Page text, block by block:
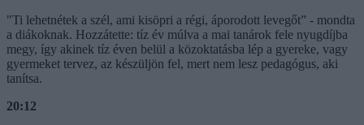
"Ti lehetnétek a szél, ami kisöpri a régi, áporodott levegőt” - mondta
a diákoknak. Hozzátette: tíz év múlva a mai tanárok fele nyugdíjba
megy, így akinek tíz éven belül a közoktatásba lép a gyereke, vagy
gyermeket tervez, az készüljön fel, mert nem lesz pedagógus, aki
tanítsa.
20:12